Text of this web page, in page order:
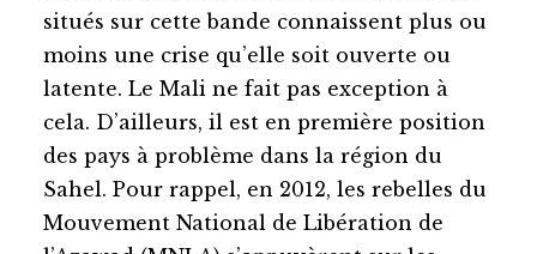
situés sur cette bande connaissent plus ou
moins une crise qu’elle soit ouverte ou
latente. Le Mali ne fait pas exception à
cela. D’ailleurs, il est en première position
des pays à problème dans la région du
Sahel. Pour rappel, en 2012, les rebelles du
Mouvement National de Libération de